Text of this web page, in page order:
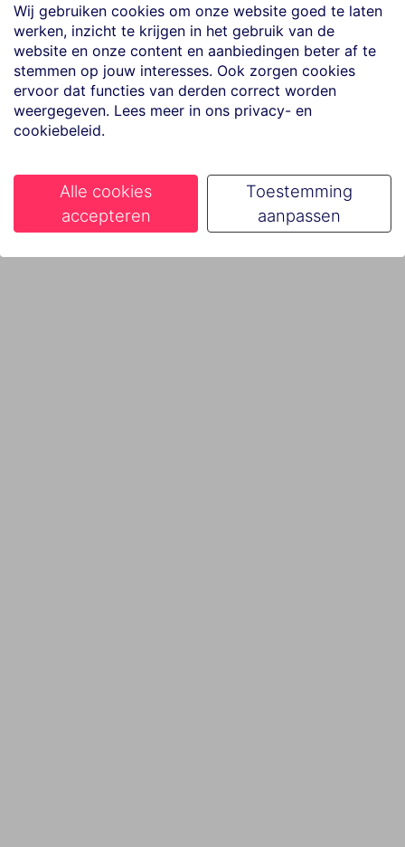
Wij gebruiken cookies om onze website goed te laten
werken, inzicht te krijgen in het gebruik van de
website en onze content en aanbiedingen beter af te
stemmen op jouw interesses. Ook zorgen cookies
ervoor dat functies van derden correct worden
weergegeven. Lees meer in ons privacy- en
cookiebeleid.
Alle cookies
accepteren
Toestemming
aanpassen